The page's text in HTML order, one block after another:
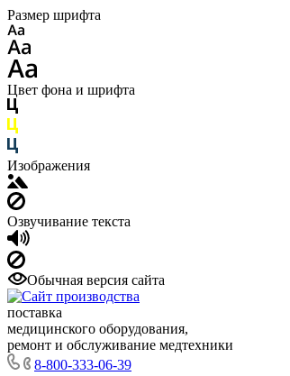
Размер шрифта
Цвет фона и шрифта
Изображения
Озвучивание текста
Обычная версия сайта
поставка
медицинского оборудования,
ремонт и обслуживание медтехники
8-800-333-06-39